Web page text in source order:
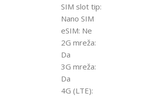
SIM slot tip:
Nano SIM
eSIM: Ne
2G mreža:
Da
3G mreža:
Da
4G (LTE):